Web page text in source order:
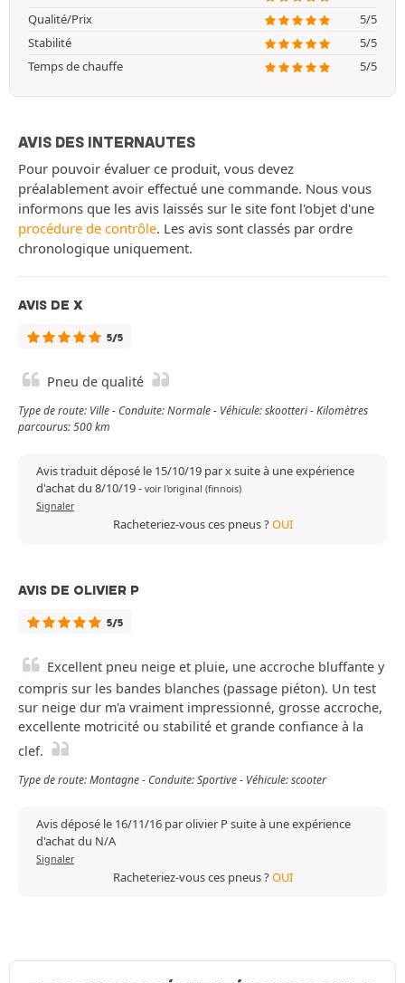
Qualité/Prix
5/5
Stabilité
5/5
Temps de chauffe
5/5
AVIS DES INTERNAUTES
Pour pouvoir évaluer ce produit, vous devez
préalablement avoir effectué une commande. Nous vous
informons que les avis laissés sur le site font l'objet d'une
procédure de contrôle. Les avis sont classés par ordre
chronologique uniquement.
AVIS DE X
5/5
Pneu de qualité
Type de route: Ville - Conduite: Normale - Véhicule: skootteri - Kilomètres
parcourus: 500 km
Avis traduit déposé le 15/10/19 par x suite à une expérience
d'achat du 8/10/19- voir l'original (finnois)
Signaler
Racheteriez-vous ces pneus ?OUI
AVIS DE OLIVIER P
5/5
Excellent pneu neige et pluie, une accroche bluffante y
compris sur les bandes blanches (passage piéton). Un test
sur neige dur m'a vraiment impressionné, grosse accroche,
excellente motricité ou stabilité et grande confiance à la
clef.
Type de route: Montagne - Conduite: Sportive - Véhicule: scooter
Avis déposé le 16/11/16 par olivier P suite à une expérience
d'achat du N/A
Signaler
Racheteriez-vous ces pneus ?OUI